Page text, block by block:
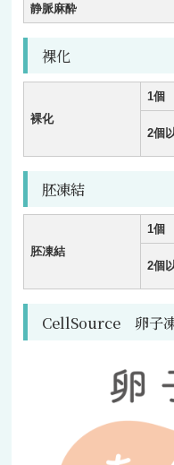
静脈麻酔
裸化
裸化
1個
2個
胚凍結
胚凍結
1個
2個
CellSource 卵子